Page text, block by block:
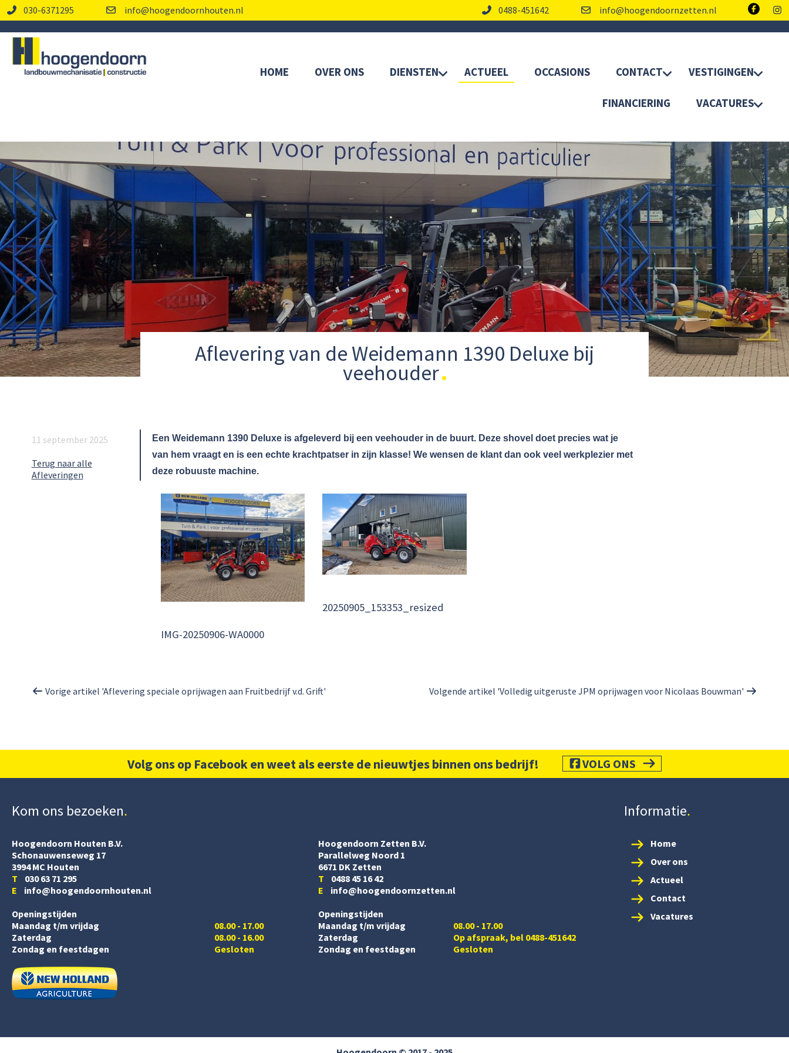
030-6371295 info@hoogendoornhouten.nl 0488-451642 info@hoogendoornzetten.nl
HOME OVER ONS DIENSTEN ACTUEEL OCCASIONS CONTACT VESTIGINGEN
FINANCIERING VACATURES
Aflevering van de Weidemann 1390 Deluxe bij
veehouder
11 september 2025
Terug naar alle
Afleveringen
Een Weidemann 1390 Deluxe is afgeleverd bij een veehouder in de buurt. Deze shovel doet precies wat je
van hem vraagt en is een echte krachtpatser in zijn klasse! We wensen de klant dan ook veel werkplezier met
deze robuuste machine.
IMG-20250906-WA0000
20250905_153353_resized
Volgende artikel 'Volledig uitgeruste JPM oprijwagen voor Nicolaas Bouwman'
Vorige artikel 'Aflevering speciale oprijwagen aan Fruitbedrijf v.d. Grift'
Volg ons op Facebook en weet als eerste de nieuwtjes binnen ons bedrijf! VOLG ONS
Kom ons bezoeken
Hoogendoorn Houten B.V.
Schonauwenseweg 17
3994 MC Houten
T 030 63 71 295
E info@hoogendoornhouten.nl
Openingstijden
Maandag t/m vrijdag
Zaterdag
08.00 - 17.00
08.00 - 16.00
Zondag en feestdagen
Gesloten
Hoogendoorn Zetten B.V.
Parallelweg Noord 1
6671 DK Zetten
T 0488 45 16 42
E info@hoogendoornzetten.nl
Openingstijden
Maandag t/m vrijdag
08.00 - 17.00
Zaterdag
Op afspraak, bel 0488-451642
Zondag en feestdagen
Gesloten
Informatie
Home
Over ons
Actueel
Contact
Vacatures